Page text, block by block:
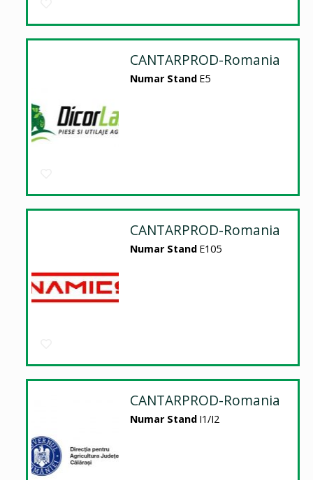
CANTARPROD-Romania
Numar Stand E5
CANTARPROD-Romania
Numar Stand E105
CANTARPROD-Romania
Numar Stand I1/I2